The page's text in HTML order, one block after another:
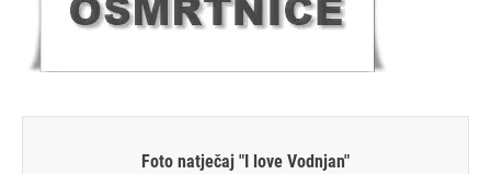
Foto natječaj "I love Vodnjan"